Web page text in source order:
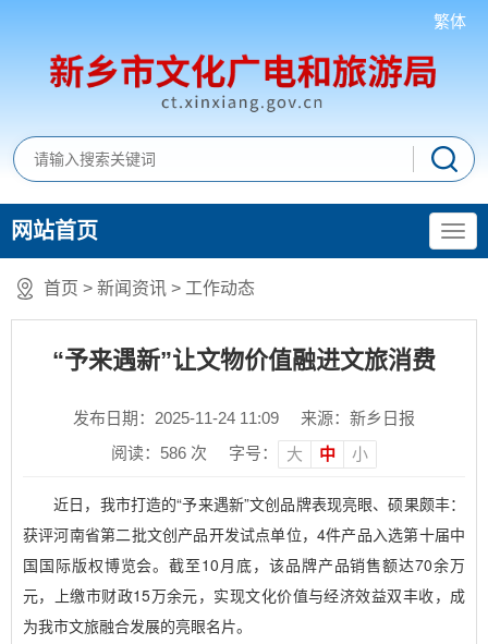
繁体
网站首页
首页 > 新闻资讯 > 工作动态
“予来遇新”让文物价值融进文旅消费
发布日期：2025-11-24 11:09
来源：新乡日报
阅读： 586 次 字号： 大 中 小
近日，我市打造的“予来遇新”文创品牌表现亮眼、硕果颇丰：
获评河南省第二批文创产品开发试点单位，4件产品入选第十届中
国国际版权博览会。截至10月底，该品牌产品销售额达70余万
元，上缴市财政15万余元，实现文化价值与经济效益双丰收，成
为我市文旅融合发展的亮眼名片。